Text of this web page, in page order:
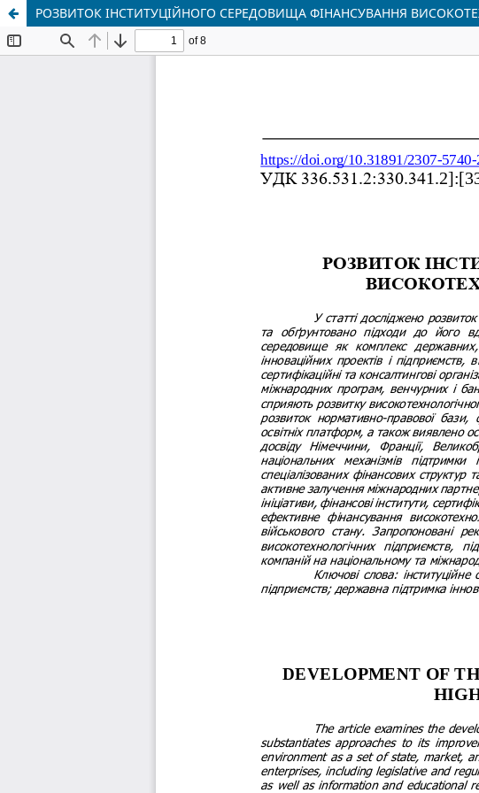
РОЗВИТОК ІНСТИТУЦІЙНОГО СЕРЕДОВИЩА ФІНАНСУВАННЯ